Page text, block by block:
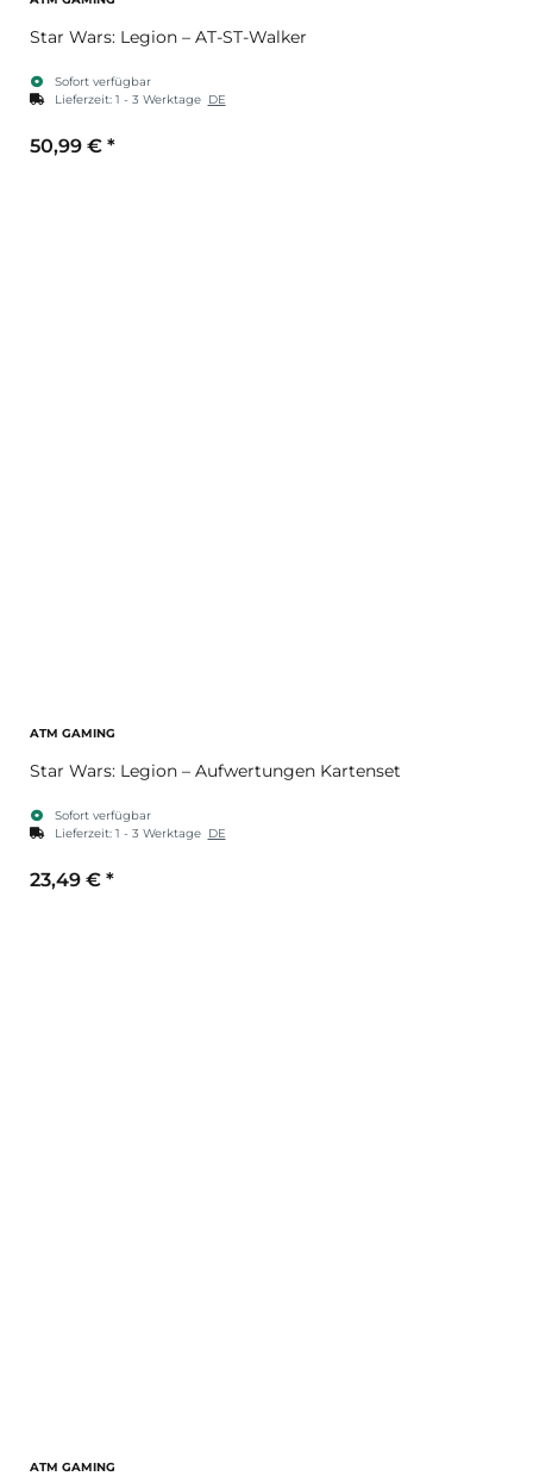
Star Wars: Legion – AT-ST-Walker
Sofort verfügbar
Lieferzeit: 1 - 3 Werktage DE
50,99 € *
ATM GAMING
Star Wars: Legion – Aufwertungen Kartenset
Sofort verfügbar
Lieferzeit: 1 - 3 Werktage DE
23,49 € *
ATM GAMING